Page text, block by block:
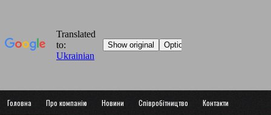
Головна Про компанію Новини Співробітництво Контакти